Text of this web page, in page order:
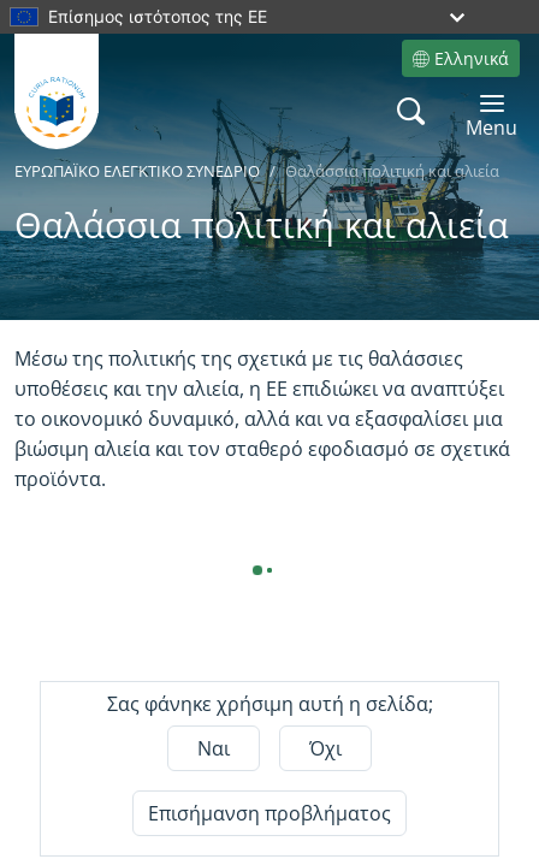
Επίσημος ιστότοπος της ΕΕ
Ελληνικά
Site language
Search
Toggle
Menu
ΕΥΡΩΠΑÏKΟ ΕΛΕΓΚΤΙΚΟ ΣΥΝΕΔΡΙΟ Θαλάσσια πολιτική και αλιεία
Θαλάσσια πολιτική και αλιεία
Μέσω της πολιτικής της σχετικά με τις θαλάσσιες
υποθέσεις και την αλιεία, η ΕΕ επιδιώκει να αναπτύξει
το οικονομικό δυναμικό, αλλά και να εξασφαλίσει μια
βιώσιμη αλιεία και τον σταθερό εφοδιασμό σε σχετικά
προϊόντα.
Σας φάνηκε χρήσιμη αυτή η σελίδα;
Ναι
Όχι
Επισήμανση προβλήματος